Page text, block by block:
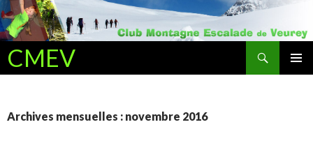
CMEV
Recherche
ALLER AU CONTENU PRINCIPAL
Archives mensuelles : novembre 2016